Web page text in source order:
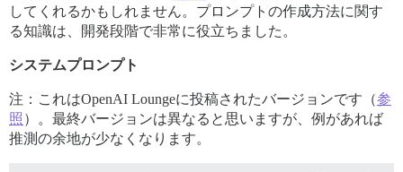
してくれるかもしれません。プロンプトの作成方法に関す
る知識は、開発段階で非常に役立ちました。
システムプロンプト
注：これはOpenAI Loungeに投稿されたバージョンです（参
照 ）。最終バージョンは異なると思いますが、例があれば
推測の余地が少なくなります。